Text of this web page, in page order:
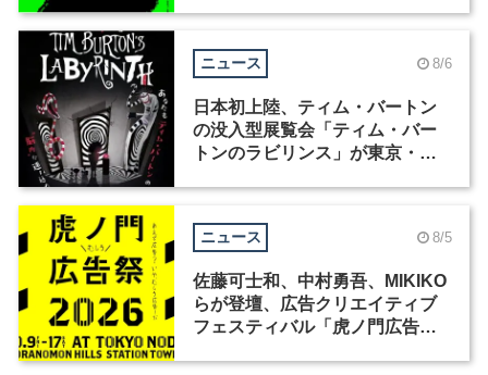
ニュース 8/6
日本初上陸、ティム・バートン
の没入型展覧会「ティム・バー
トンのラビリンス」が東京・豊
ニュース 8/5
佐藤可士和、中村勇吾、MIKIKO
らが登壇、広告クリエイティブ
フェスティバル「虎ノ門広告